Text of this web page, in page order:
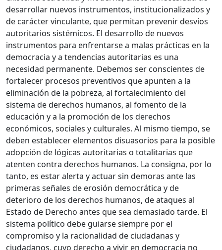
desarrollar nuevos instrumentos, institucionalizados y
de carácter vinculante, que permitan prevenir desvíos
autoritarios sistémicos. El desarrollo de nuevos
instrumentos para enfrentarse a malas prácticas en la
democracia y a tendencias autoritarias es una
necesidad permanente. Debemos ser conscientes de
fortalecer procesos preventivos que apunten a la
eliminación de la pobreza, al fortalecimiento del
sistema de derechos humanos, al fomento de la
educación y a la promoción de los derechos
económicos, sociales y culturales. Al mismo tiempo, se
deben establecer elementos disuasorios para la posible
adopción de lógicas autoritarias o totalitarias que
atenten contra derechos humanos. La consigna, por lo
tanto, es estar alerta y actuar sin demoras ante las
primeras señales de erosión democrática y de
deterioro de los derechos humanos, de ataques al
Estado de Derecho antes que sea demasiado tarde. El
sistema político debe guiarse siempre por el
compromiso y la racionalidad de ciudadanas y
ciudadanos, cuyo derecho a vivir en democracia no